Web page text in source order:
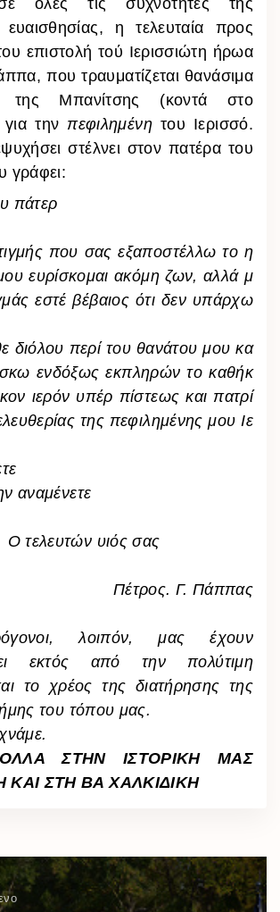
όλες τις συχνότητες της
η τελευταία προς
επιστολή τού Ιερισσιώτη ήρωα
που τραυματίζεται θανάσιμα
της Μπανίτσης (κοντά στο
την πεφιλημένητου Ιερισσό.
στέλνει στον πατέρα του
γράφει:
πάτερ
που σας εξαποστέλλω το η
ευρίσκομαι ακόμη ζων, αλλά μ
εστέ βέβαιος ότι δεν υπάρχω
διόλου περί του θανάτου μου κα
ενδόξως εκπληρών το καθήκ
ιερόν υπέρ πίστεως και πατρί
της πεφιλημένης μου Ιε
αναμένετε
υιός σας
Γ. Πάππας
λοιπόν, μας έχουν
εκτός από την πολύτιμη
το χρέος της διατήρησης της
του τόπου μας.
ΣΤΗΝ ΙΣΤΟΡΙΚΗ ΜΑΣ
ΣΤΗ ΒΑ ΧΑΛΚΙΔΙΚΗ